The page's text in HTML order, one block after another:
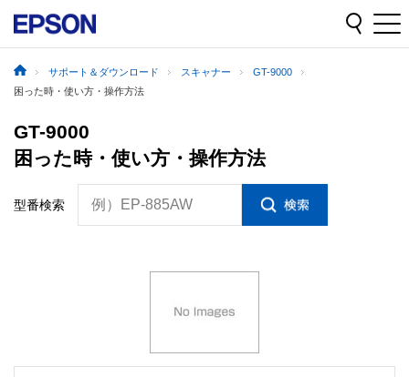
サポート＆ダウンロード スキャナー
GT-9000
困った時・使い方・操作方法
GT-9000
困った時・使い方・操作方法
型番検索 例）EP-885AW